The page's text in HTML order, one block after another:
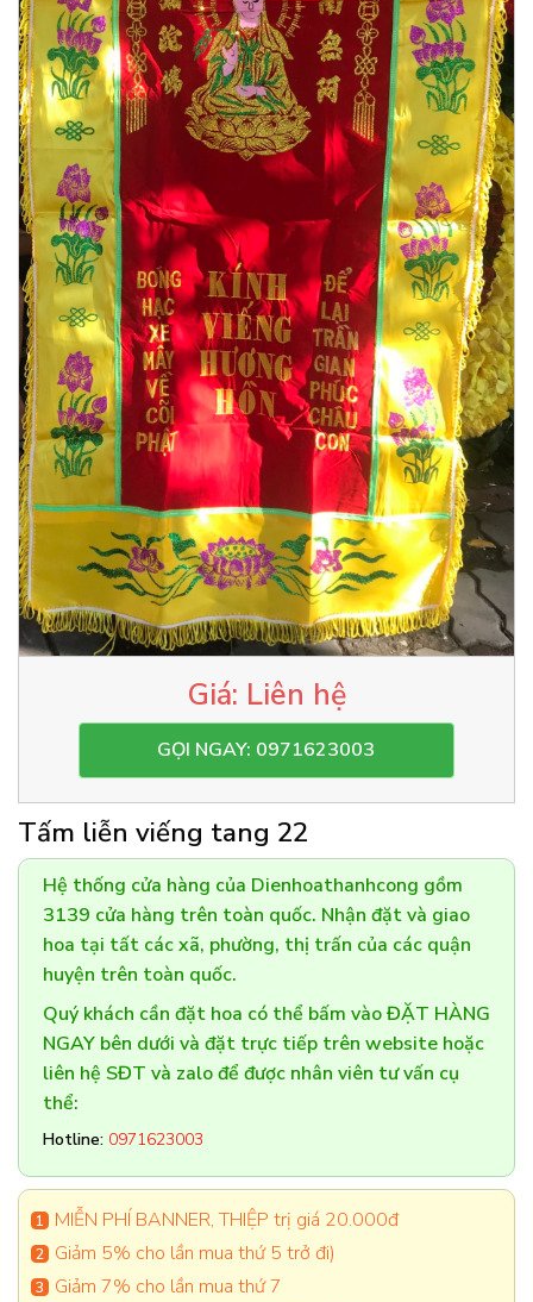
Liên hệ
GỌI NGAY: 0971623003
Tấm liễn viếng tang 22
Hệ thống cửa hàng của Dienhoathanhcong gồm
3139 cửa hàng trên toàn quốc. Nhận đặt và giao
hoa tại tất các xã, phường, thị trấn của các quận
huyện trên toàn quốc.
Quý khách cần đặt hoa có thể bấm vào ĐẶT HÀNG
NGAY bên dưới và đặt trực tiếp trên website hoặc
liên hệ SĐT và zalo để được nhân viên tư vấn cụ
thể:
Hotline: 0971623003
MIỄN PHÍ BANNER, THIỆP trị giá 20.000đ
Giảm 5% cho lần mua thứ 5 trở đi)
Giảm 7% cho lần mua thứ 7